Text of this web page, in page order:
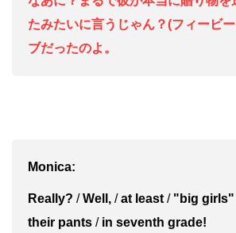
たみたいに言うじゃん？(フィービ
ブだったのよ。
Monica:
Really? /Well, /at least/ "big girls"
their pants / in seventh grade!